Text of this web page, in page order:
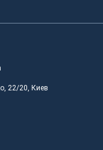
22/20, Киев